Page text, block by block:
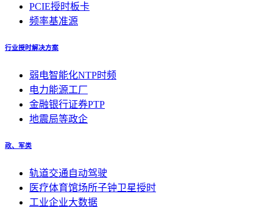
PCIE授时板卡
频率基准源
行业授时解决方案
弱电智能化NTP时频
电力能源工厂
金融银行证券PTP
地震局等政企
政、军类
轨道交通自动驾驶
医疗体育馆场所子钟卫星授时
工业企业大数据